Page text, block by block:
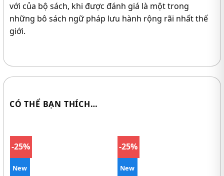
với của bộ sách, khi được đánh giá là một trong
những bô sách ngữ pháp lưu hành rộng rãi nhất thế
giới.
CÓ THỂ BẠN THÍCH…
-25%
New
-25%
New